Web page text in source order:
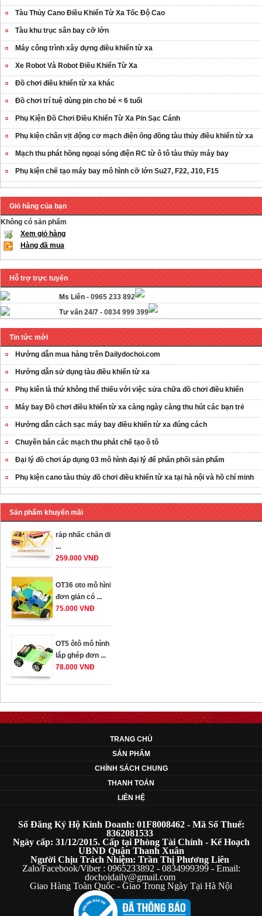
Tàu Thủy Cano Điều Khiển Từ Xa Tốc Độ Cao
Tàu khu trục sân bay cỡ lớn
Máy công trình xây dựng điều khiển từ xa
Xe Robot Và Robot Điều Khiển Từ Xa
Đồ chơi điều khiển từ xa khác
Đồ chơi trí tuệ dùng pin cho bé < 6 tuổi
Phụ Kiện Đồ Chơi Điều Khiển Từ Xa Pin Sạc Cánh
Phụ kiện chân vịt động cơ mạch điện ống đồng tàu thủy điều khiển từ xa
Mạch thu phát hồng ngoại sóng điện RC từ ô tô tàu thủy máy bay
Phụ kiện chế tạo máy bay mô hình cỡ lớn Su27, F22, J10, F15
Giỏ hàng của bạn
Không có sản phẩm
Xem giỏ hàng
Hàng đã mua
Hỗ trợ trực tuyến
Ms Liên - 0965 233 892
Tư vấn 24/7 - 0834 999 399
Tin tức mới
Hướng dẫn mua hàng trên Dailydochoi.com
Hướng dẫn sử dụng tàu điều khiển từ xa
Phụ kiên là thứ không thể thiếu với việc sửa chữa đồ chơi điều khiển
Máy bay Đồ chơi điều khiển từ xa càng ngày càng thu hút các bạn trẻ
Hướng dẫn cách sạc máy bay điều khiển từ xa đúng cách
Chuyên bán các mạch thu phát chế tạo ô tô
Đại lý đồ chơi áp dụng 03 mô hình đại lý để phân phối sản phẩm
Phụ kiện cano tàu thủy đồ chơi điều khiển từ xa tại hà nội và hồ chí minh
Sản phẩm khuyến mãi
OT35 robot lắp
ráp nhấc chân di
259.000 VNĐ
OT36 oto mô hình
đơn giản có ...
75.000 VNĐ
OT5 ôtô mô hình
lắp ghép đơn ...
78.000 VNĐ
đơn giản cho ...
352.000 VNĐ
OT35 robot lắp
ráp nhấc chân di
OT36 oto mô hình
đơn giản có ...
75.000 VNĐ
OT5 ôtô mô hình
lắp ghép đơn ...
78.000 VNĐ
TRANG CHỦ
SẢN PHẨM
CHÍNH SÁCH CHUNG
THANH TOÁN
LIÊN HỆ
Số Đăng Ký Hộ Kinh Doanh: 01F8008462 - Mã Số Thuế:
8362081533
Ngày cấp: 31/12/2015. Cấp tại Phòng Tài Chính - Kế Hoạch
UBND Quận Thanh Xuân
Người Chịu Trách Nhiệm: Trần Thị Phương Liên
Zalo/Facebook/Viber : 0965233892 - 0834999399 - Email:
dochoidaily@gmail.com
Giao Hàng Toàn Quốc - Giao Trong Ngày Tại Hà Nội